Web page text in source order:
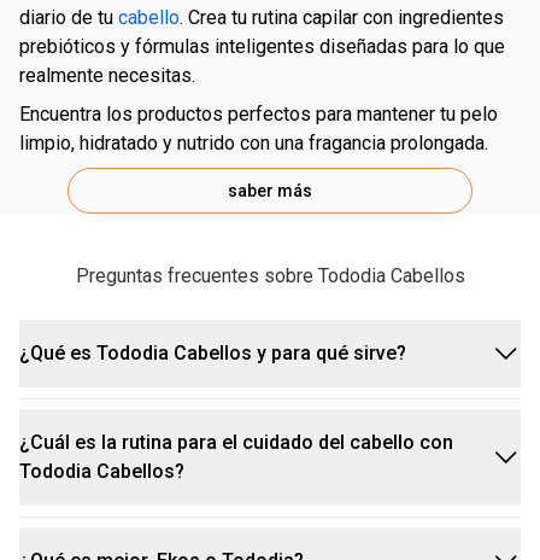
diario de tu cabello. Crea tu rutina capilar con ingredientes
prebióticos y fórmulas inteligentes diseñadas para lo que
realmente necesitas.
Encuentra los productos perfectos para mantener tu pelo
limpio, hidratado y nutrido con una fragancia prolongada.
saber más
Paso 1 – Shampoo
shampoo
Paso 2 – Acondicionador
Preguntas frecuentes sobre Tododia Cabellos
¿Qué es Tododia Cabellos y para qué sirve?
Tododia Cabellos es una línea de productos de
cuidado capilar de Natura diseñada para el cuidado
diario, con 3 tipos de tratamiento y fórmulas
¿Cuál es la rutina para el cuidado del cabello con
Tododia Cabellos?